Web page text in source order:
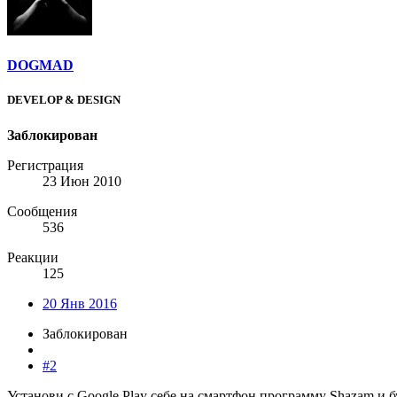
DOGMAD
DEVELOP & DESIGN
Заблокирован
Регистрация
23 Июн 2010
Сообщения
536
Реакции
125
20 Янв 2016
Заблокирован
#2